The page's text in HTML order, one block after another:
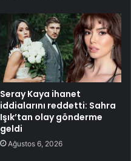
Seray Kaya ihanet
iddialarını reddetti: Sahra
Işık’tan olay gönderme
geldi
Ağustos 6, 2026